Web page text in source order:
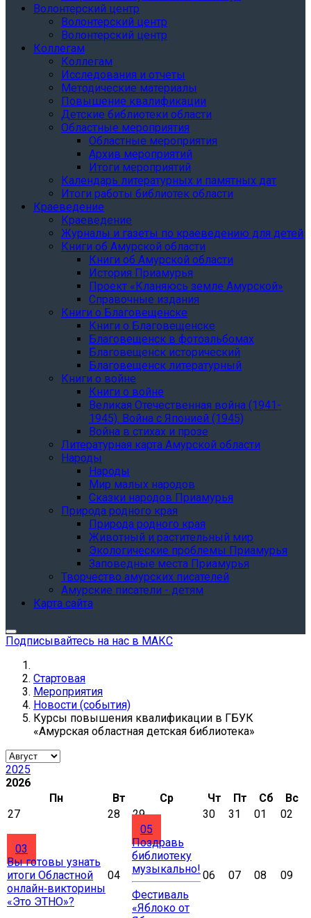
Волонтерский центр
Волонтерский центр
Волонтерский центр
Коллегам
Коллегам
Исследования и отчеты
Методические материалы
Повышение квалификации
Детские библиотеки области
Областные мероприятия
Областные мероприятия
Архив мероприятий
Итоги мероприятий
Календарь литературных и памятных дат
Итоги работы библиотек области
Краеведение
Краеведение
Журналы и газеты по краеведению для детей
Книги об Амурской области
Книги об Амурской области
История Приамурья
Проект «Кланяюсь земле Амурской»
Справочные издания
Книги о Благовещенске
Книги о Благовещенске
Благовещенск в фотоальбомах
Благовещенск исторический
Благовещенск литературный
Книги о войне
Книги о войне
Великая Отечественная война (1941-
1945). Война с Японией (1945)
Война в стихах и прозе
Литературная карта Амурской области
Народы
Народы
Мир малых народов
Сказки народов Приамурья
Природа родного края
Природа родного края
Животный и растительный мир
Экологические проблемы Приамурья
Заповедные места Приамурья
Творчество амурских писателей
Амурские писатели - детям
Карта сайта
Подписывайтесь на нас в МАКС
Стартовая
Мероприятия
Новости (события)
Курсы повышения квалификации в ГБУК
«Амурская областная детская библиотека»
2025
2026
Пн
Вт Ср Чт Пт Сб
Вс
27
28 29 30 31 01 02
03
Вы готовы узнать
итоги Областной
онлайн‑викторины
«Это ЭТНО»?
04
05
Поздравь
библиотеку
музыкально!
Фестиваль
«Яблоко от
06 07 08 09